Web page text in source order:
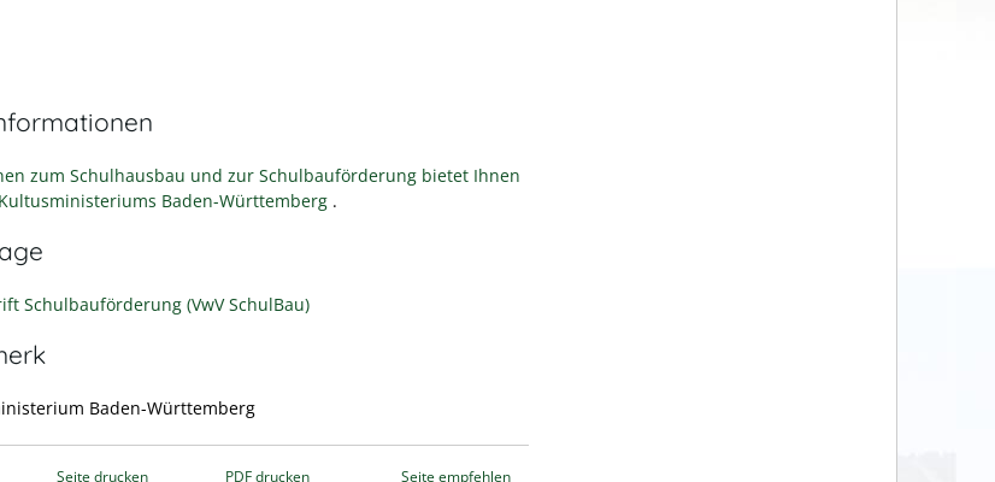
zum Schulhausbau und zur Schulbauförderung bietet Ihnen
Baden-Württemberg .
Schulbauförderung (VwV SchulBau)
Baden-Württemberg
Seite drucken PDF drucken Seite empfehlen